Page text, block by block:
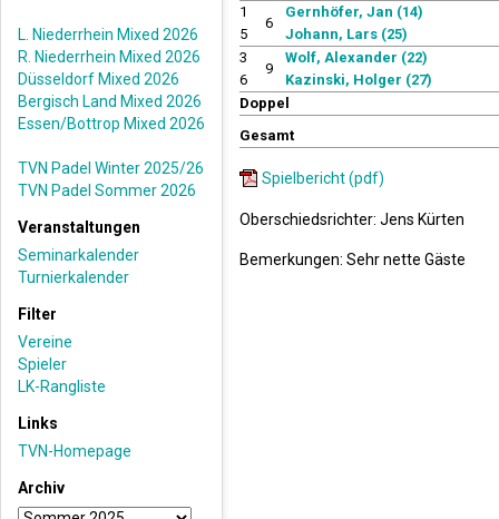
L. Niederrhein Mixed 2026
R. Niederrhein Mixed 2026
Düsseldorf Mixed 2026
Bergisch Land Mixed 2026
Essen/Bottrop Mixed 2026
TVN Padel Winter 2025/26
TVN Padel Sommer 2026
Veranstaltungen
Seminarkalender
Turnierkalender
Filter
Vereine
Spieler
LK-Rangliste
Links
TVN-Homepage
Archiv
1
5
6
Gernhöfer, Jan (14)
Johann, Lars (25)
3
6
9
Wolf, Alexander (22)
Kazinski, Holger (27)
Doppel
Gesamt
Spielbericht (pdf)
Oberschiedsrichter: Jens Kürten
Bemerkungen: Sehr nette Gäste